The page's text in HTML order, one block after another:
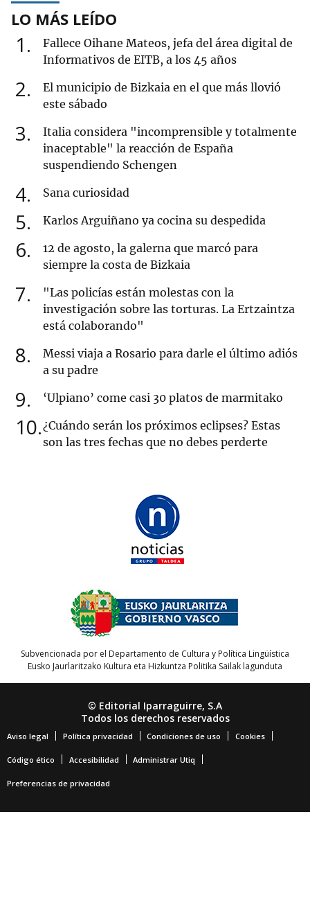
LO MÁS LEÍDO
1
Fallece Oihane Mateos, jefa del área digital de
Informativos de EITB, a los 45 años
2
El municipio de Bizkaia en el que más llovió
este sábado
3
Italia considera "incomprensible y totalmente
inaceptable" la reacción de España
suspendiendo Schengen
4 Sana curiosidad
5 Karlos Arguiñano ya cocina su despedida
6
12 de agosto, la galerna que marcó para
siempre la costa de Bizkaia
7
"Las policías están molestas con la
investigación sobre las torturas. La Ertzaintza
está colaborando"
8
Messi viaja a Rosario para darle el último adiós
a su padre
9 ‘Ulpiano’ come casi 30 platos de marmitako
10 ¿Cuándo serán los próximos eclipses? Estas
son las tres fechas que no debes perderte
Subvencionada por el Departamento de Cultura y Política Lingüística
Eusko Jaurlaritzako Kultura eta Hizkuntza Politika Sailak lagunduta
© Editorial Iparraguirre, S.A
Todos los derechos reservados
Aviso legal Política privacidad Condiciones de uso Cookies
Código ético Accesibilidad Administrar Utiq
Preferencias de privacidad